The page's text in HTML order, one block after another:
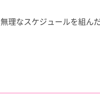
理なスケジュールを組ん